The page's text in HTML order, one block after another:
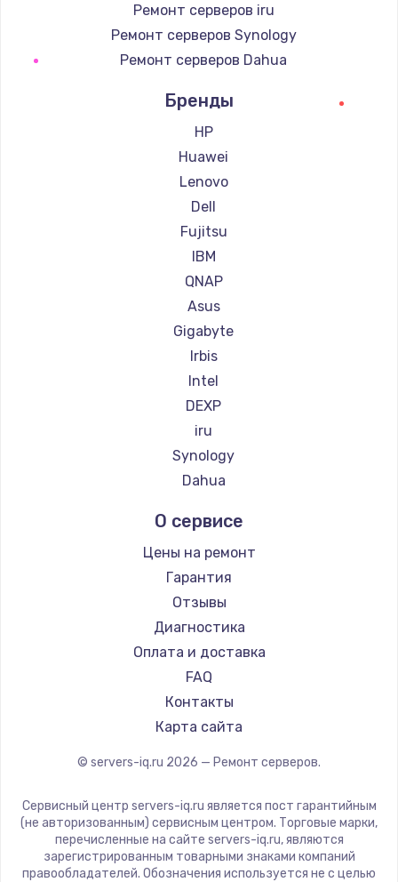
Ремонт серверов iru
Ремонт серверов Synology
Ремонт серверов Dahua
Бренды
HP
Huawei
Lenovo
Dell
Fujitsu
IBM
QNAP
Asus
Gigabyte
Irbis
Intel
DEXP
iru
Synology
Dahua
О сервисе
Цены на ремонт
Гарантия
Отзывы
Диагностика
Оплата и доставка
FAQ
Контакты
Карта сайта
© servers-iq.ru 2026 — Ремонт серверов.
Сервисный центр servers-iq.ru является пост гарантийным
(не авторизованным) сервисным центром. Торговые марки,
перечисленные на сайте servers-iq.ru, являются
зарегистрированным товарными знаками компаний
правообладателей. Обозначения используется не с целью